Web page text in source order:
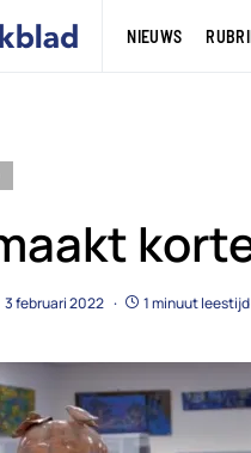
NIEUWS
3 februari 2022 1 minuut leestijd